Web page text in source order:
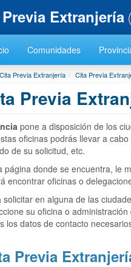
Extranjería
Comunidades
Cita Previa Extranjería Cita Previa
Previa
pone a disposición de los
oficinas podrás llevar a
de su solicitud, etc.
página donde se encuentra, le
encontrar oficinas o
solicitar en alguna de las
su oficina o
los datos de contacto
Previa